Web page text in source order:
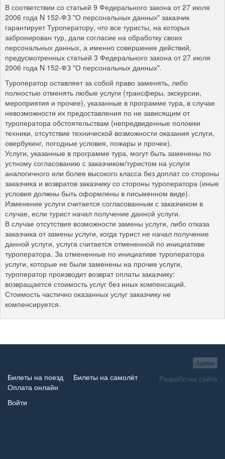
В соответствии со статьей 9 Федерального закона от 27 июля
2006 года N 152-ФЗ "О персональных данных" заказчик
гарантирует Туроператору, что все туристы, на которых
забронирован тур, дали согласие на обработку своих
персональных данных, а именно совершение действий,
предусмотренных статьей 3 Федерального закона от 27 июля
2006 года N 152-ФЗ "О персональных данных".
Туроператор оставляет за собой право заменять, либо
полностью отменять любые услуги (трансферы, экскурсии,
мероприятия и прочее), указанные в программе тура, в случае
невозможности их предоставления по не зависящим от
туроператора обстоятельствам (непредвиденные поломки
техники, отсутствие технической возможности оказания услуги,
овербукинг, погодные условия, пожары и прочее).
Услуги, указанные в программе тура, могут быть заменены по
устному согласованию с заказчиком/туристом на услуги
аналогичного или более высокого класса без доплат со стороны
заказчика и возвратов заказчику со стороны туроператора (иные
условия должны быть оформлены в письменном виде).
Изменение услуги считается согласованным с заказчиком в
случае, если турист начал получение данной услуги.
В случае отсутствия возможности замены услуги, либо отказа
заказчика от замены услуги, когда турист не начал получение
данной услуги, услуга считается отмененной по инициативе
туроператора. За отмененные по инициативе туроператора
услуги, которые не были заменены на прочие услуги,
туроператор производит возврат оплаты заказчику:
возвращается стоимость услуг без иных компенсаций.
Стоимость частично оказанных услуг заказчику не
компенсируется.
Админ
Разработка сайта
Билеты на поезд
Билеты на самолёт
Оплата онлайн
Войти